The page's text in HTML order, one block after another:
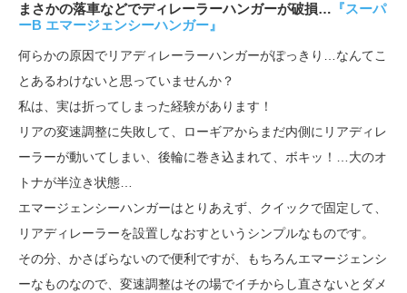
まさかの落車などでディレーラーハンガーが破損… 『スーパ
ーB エマージェンシーハンガー』
何らかの原因でリアディレーラーハンガーがぽっきり…なんてこ
とあるわけないと思っていませんか？
私は、実は折ってしまった経験があります！
リアの変速調整に失敗して、ローギアからまだ内側にリアディレ
ーラーが動いてしまい、後輪に巻き込まれて、ボキッ！…大のオ
トナが半泣き状態…
エマージェンシーハンガーはとりあえず、クイックで固定して、
リアディレーラーを設置しなおすというシンプルなものです。
その分、かさばらないので便利ですが、もちろんエマージェンシ
ーなものなので、変速調整はその場でイチからし直さないとダメ